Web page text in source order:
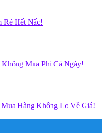
Rẻ Hết Nấc!
Mua Phí Cả Ngày!
Hàng Không Lo Về Giá!